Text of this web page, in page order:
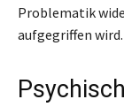
Problematik
aufgegriffen wird.